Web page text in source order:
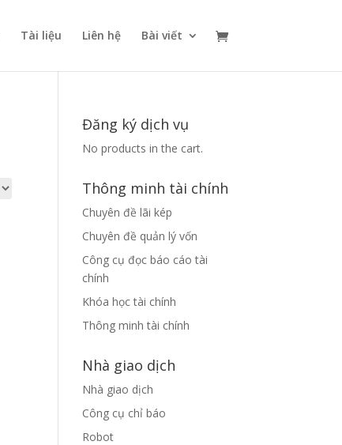
Tài liệu Liên hệ Bài viết
Đăng ký dịch vụ
No products in the cart.
Thông minh tài chính
Chuyên đề lãi kép
Chuyên đề quản lý vốn
Công cụ đọc báo cáo tài
chính
Khóa học tài chính
Thông minh tài chính
Nhà giao dịch
Nhà giao dịch
Công cụ chỉ báo
Robot